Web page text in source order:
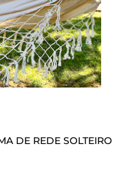
DE REDE SOLTEIRO